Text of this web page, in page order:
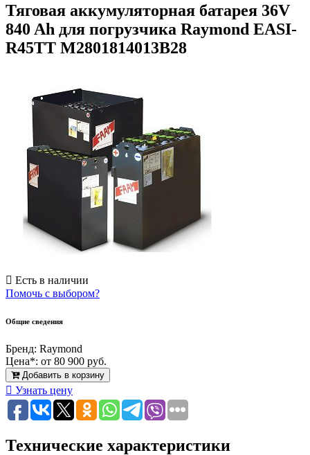
Тяговая аккумуляторная батарея 36V
840 Ah для погрузчика Raymond EASI-
R45TT M2801814013B28
Есть в наличии
Помочь с выбором?
Общие сведения
Бренд: Raymond
Цена*: от 80 900 руб.
Добавить в корзину
Узнать цену
Технические характеристики